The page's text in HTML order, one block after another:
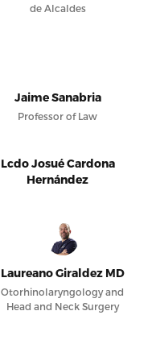
de Alcaldes
Jaime Sanabria
Professor of Law
Lcdo Josué Cardona
Hernández
Laureano Giraldez MD
Otorhinolaryngology and
Head and Neck Surgery